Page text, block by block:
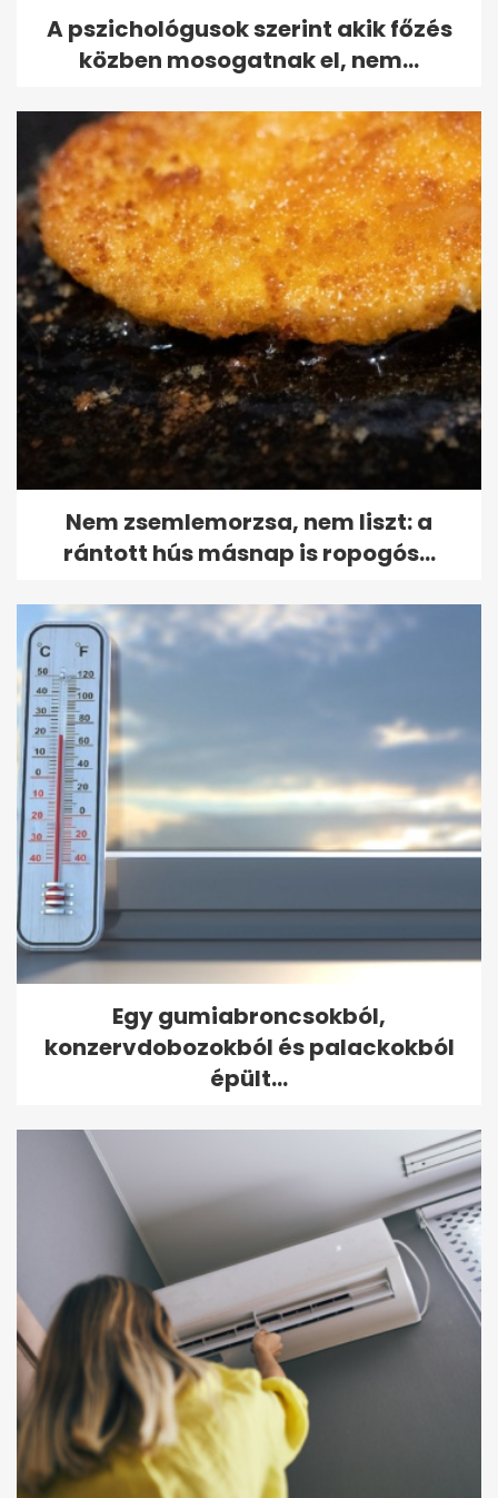
A pszichológusok szerint akik főzés
közben mosogatnak el, nem...
Nem zsemlemorzsa, nem liszt: a
rántott hús másnap is ropogós...
Egy gumiabroncsokból,
konzervdobozokból és palackokból
épült...